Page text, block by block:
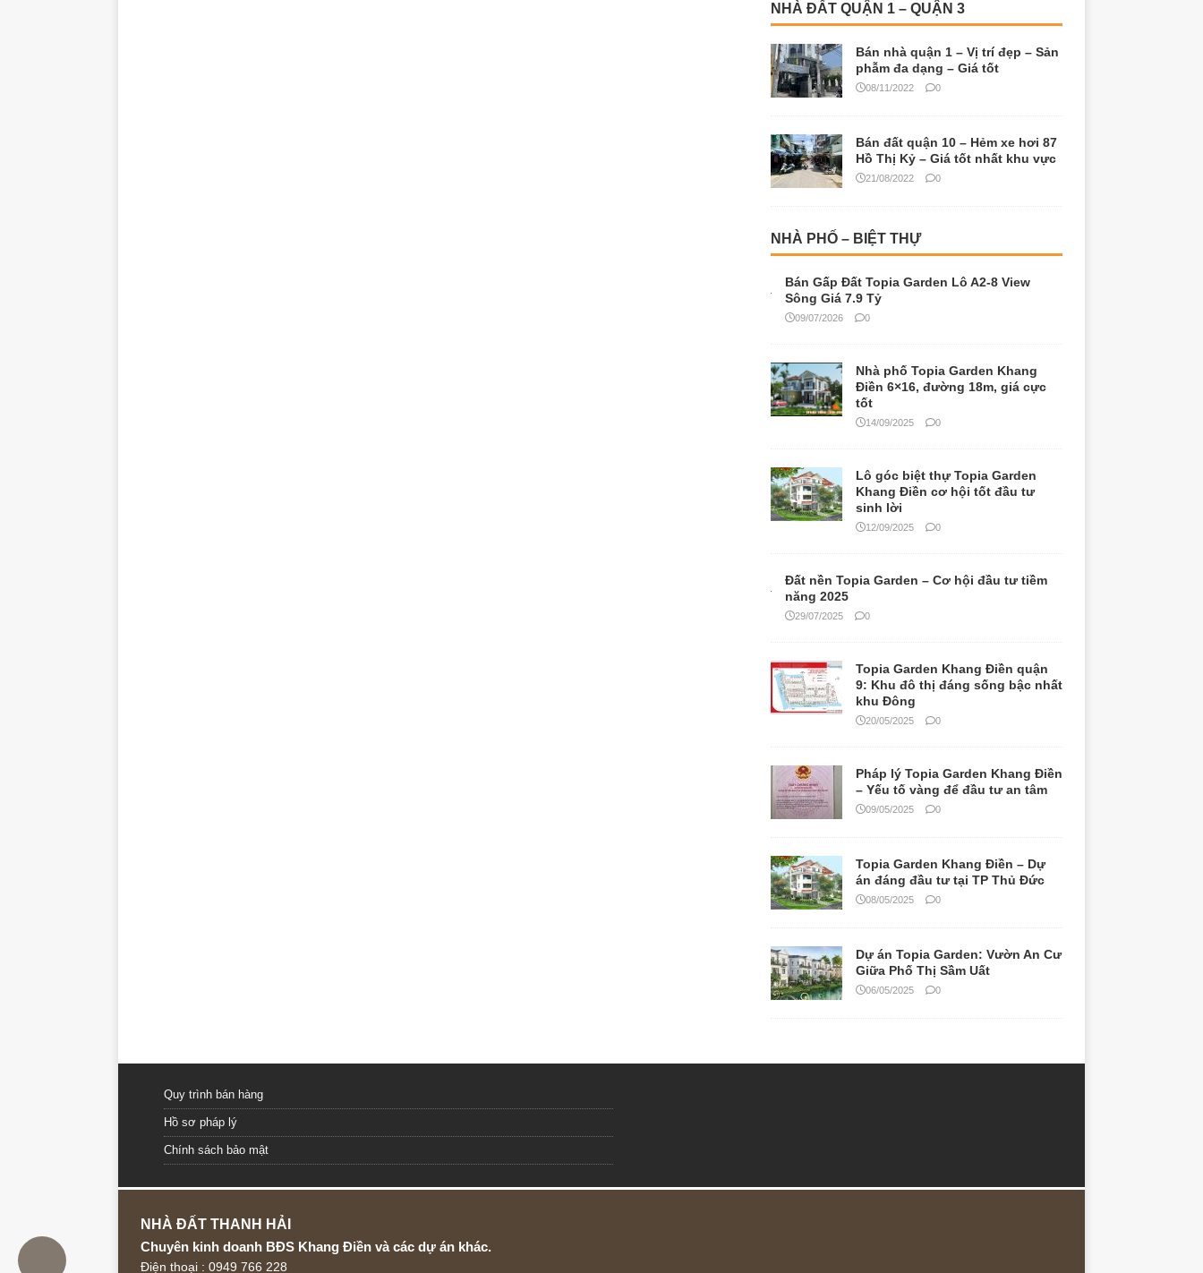
NHÀ ĐẤT QUẬN 1 – QUẬN 3
Bán nhà quận 1 – Vị trí đẹp – Sản
phẫm đa dạng – Giá tốt
08/11/2022 0
Bán đất quận 10 – Hẻm xe hơi 87
Hồ Thị Kỷ – Giá tốt nhất khu vực
21/08/2022 0
NHÀ PHỐ – BIỆT THỰ
Bán Gấp Đất Topia Garden Lô A2-8 View
Sông Giá 7.9 Tỷ
09/07/2026 0
Nhà phố Topia Garden Khang
Điền 6×16, đường 18m, giá cực
tốt
14/09/2025 0
Lô góc biệt thự Topia Garden
Khang Điền cơ hội tốt đầu tư
sinh lời
12/09/2025 0
Đất nền Topia Garden – Cơ hội đầu tư tiềm
năng 2025
29/07/2025 0
Topia Garden Khang Điền quận
9: Khu đô thị đáng sống bậc nhất
khu Đông
20/05/2025 0
Pháp lý Topia Garden Khang Điền
– Yếu tố vàng để đầu tư an tâm
09/05/2025 0
Topia Garden Khang Điền – Dự
án đáng đầu tư tại TP Thủ Đức
08/05/2025 0
Dự án Topia Garden: Vườn An Cư
Giữa Phố Thị Sầm Uất
06/05/2025 0
Quy trình bán hàng
Hồ sơ pháp lý
Chính sách bảo mật
NHÀ ĐẤT THANH HẢI
Chuyên kinh doanh BĐS Khang Điền và các dự án khác.
Điện thoại : 0949 766 228